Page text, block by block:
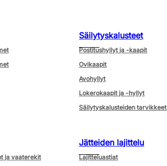
Säilytyskalusteet
Postitushyllyt ja -kaapit
Ovikaapit
Avohyllyt
Lokerokaapit ja -hyllyt
Säilytyskalusteiden tarvikkeet
ja vaaterekit
Jätteiden lajittelu
Lajitteluastiat